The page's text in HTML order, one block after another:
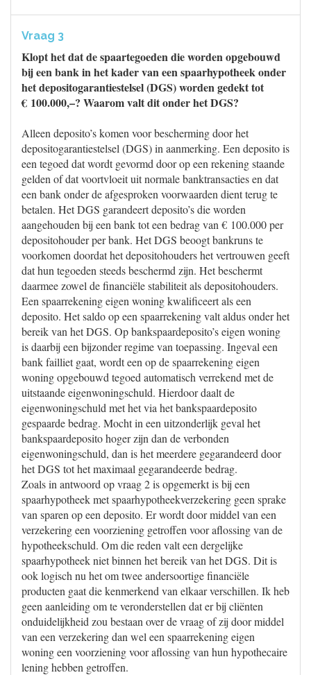
Vraag 3
Klopt het dat de spaartegoeden die worden opgebouwd
bij een bank in het kader van een spaarhypotheek onder
het depositogarantiestelsel (DGS) worden gedekt tot
€ 100.000,–? Waarom valt dit onder het DGS?
Alleen deposito’s komen voor bescherming door het
depositogarantiestelsel (DGS) in aanmerking. Een deposito is
een tegoed dat wordt gevormd door op een rekening staande
gelden of dat voortvloeit uit normale banktransacties en dat
een bank onder de afgesproken voorwaarden dient terug te
betalen. Het DGS garandeert deposito’s die worden
aangehouden bij een bank tot een bedrag van € 100.000 per
depositohouder per bank. Het DGS beoogt bankruns te
voorkomen doordat het depositohouders het vertrouwen geeft
dat hun tegoeden steeds beschermd zijn. Het beschermt
daarmee zowel de financiële stabiliteit als depositohouders.
Een spaarrekening eigen woning kwalificeert als een
deposito. Het saldo op een spaarrekening valt aldus onder het
bereik van het DGS. Op bankspaardeposito’s eigen woning
is daarbij een bijzonder regime van toepassing. Ingeval een
bank failliet gaat, wordt een op de spaarrekening eigen
woning opgebouwd tegoed automatisch verrekend met de
uitstaande eigenwoningschuld. Hierdoor daalt de
eigenwoningschuld met het via het bankspaardeposito
gespaarde bedrag. Mocht in een uitzonderlijk geval het
bankspaardeposito hoger zijn dan de verbonden
eigenwoningschuld, dan is het meerdere gegarandeerd door
het DGS tot het maximaal gegarandeerde bedrag.
Zoals in antwoord op vraag 2 is opgemerkt is bij een
spaarhypotheek met spaarhypotheekverzekering geen sprake
van sparen op een deposito. Er wordt door middel van een
verzekering een voorziening getroffen voor aflossing van de
hypotheekschuld. Om die reden valt een dergelijke
spaarhypotheek niet binnen het bereik van het DGS. Dit is
ook logisch nu het om twee andersoortige financiële
producten gaat die kenmerkend van elkaar verschillen. Ik heb
geen aanleiding om te veronderstellen dat er bij cliënten
onduidelijkheid zou bestaan over de vraag of zij door middel
van een verzekering dan wel een spaarrekening eigen
woning een voorziening voor aflossing van hun hypothecaire
lening hebben getroffen.